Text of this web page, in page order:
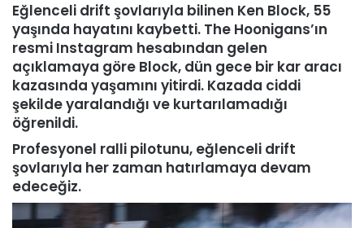
Eğlenceli drift şovlarıyla bilinen Ken Block, 55
yaşında hayatını kaybetti. The Hoonigans’ın
resmi Instagram hesabından gelen
açıklamaya göre Block, dün gece bir kar aracı
kazasında yaşamını yitirdi. Kazada ciddi
şekilde yaralandığı ve kurtarılamadığı
öğrenildi.
Profesyonel ralli pilotunu, eğlenceli drift
şovlarıyla her zaman hatırlamaya devam
edeceğiz.